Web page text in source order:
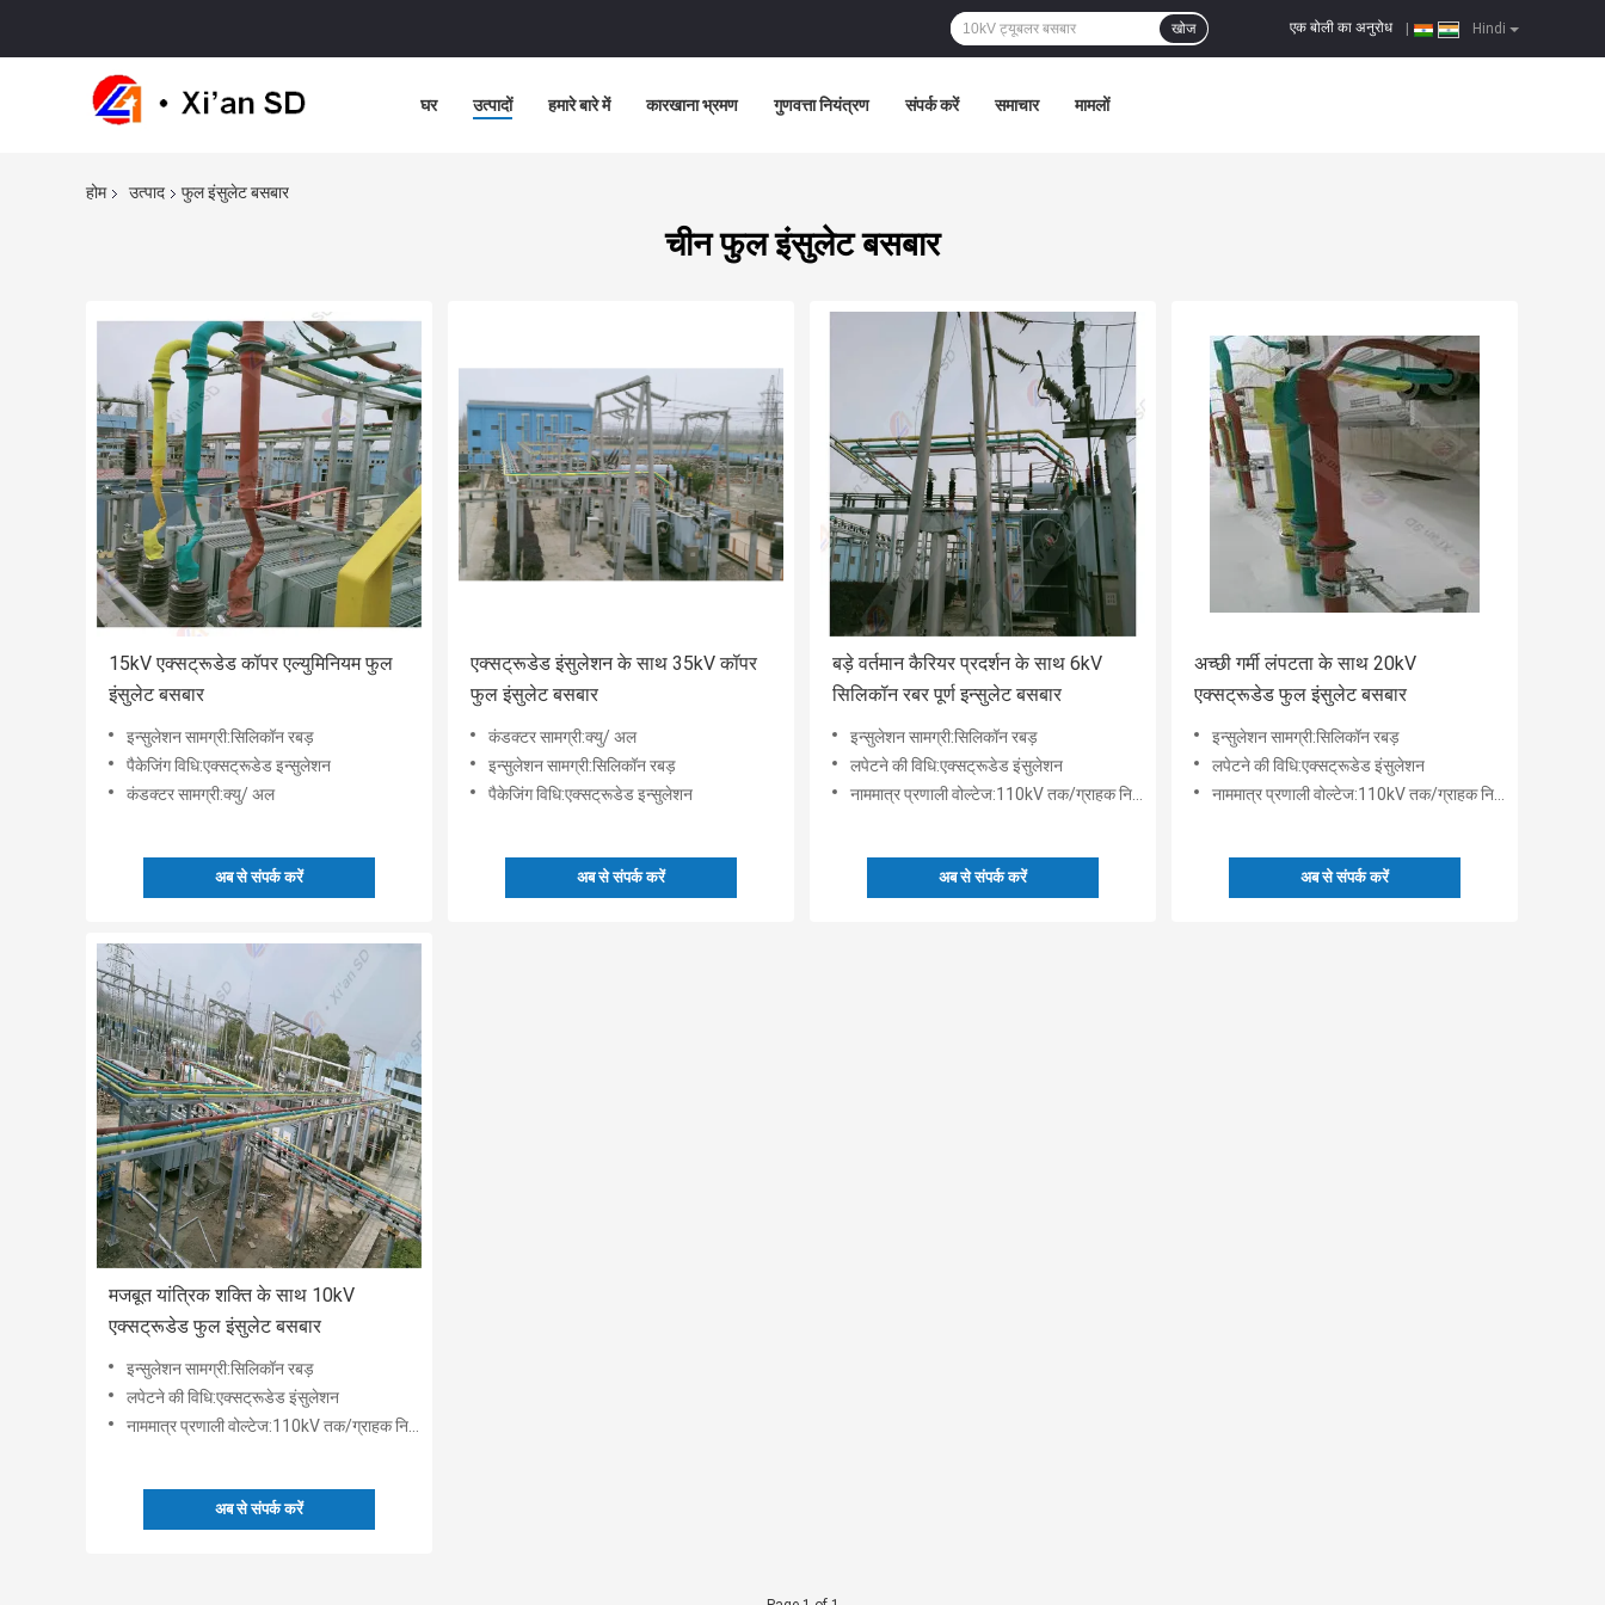
Hindi
एक बोली का अनुरोध
खोज
घर उत्पादों हमारे बारे में कारखाना भ्रमण गुणवत्ता नियंत्रण संपर्क करें समाचार मामलों
होम उत्पाद फुल इंसुलेट बसबार
चीन फुल इंसुलेट बसबार
15kV एक्सट्रूडेड कॉपर एल्युमिनियम फुल
इंसुलेट बसबार
इन्सुलेशन सामग्री:सिलिकॉन रबड़
पैकेजिंग विधि:एक्सट्रूडेड इन्सुलेशन
कंडक्टर सामग्री:क्यु/ अल
अब से संपर्क करें
एक्सट्रूडेड इंसुलेशन के साथ 35kV कॉपर
फुल इंसुलेट बसबार
कंडक्टर सामग्री:क्यु/ अल
इन्सुलेशन सामग्री:सिलिकॉन रबड़
पैकेजिंग विधि:एक्सट्रूडेड इन्सुलेशन
अब से संपर्क करें
बड़े वर्तमान कैरियर प्रदर्शन के साथ 6kV
सिलिकॉन रबर पूर्ण इन्सुलेट बसबार
इन्सुलेशन सामग्री:सिलिकॉन रबड़
लपेटने की विधि:एक्सट्रूडेड इंसुलेशन
नाममात्र प्रणाली वोल्टेज:110kV तक/ग्राहक निर्दिष्ट
अब से संपर्क करें
अच्छी गर्मी लंपटता के साथ 20kV
एक्सट्रूडेड फुल इंसुलेट बसबार
इन्सुलेशन सामग्री:सिलिकॉन रबड़
लपेटने की विधि:एक्सट्रूडेड इंसुलेशन
नाममात्र प्रणाली वोल्टेज:110kV तक/ग्राहक निर्दिष्ट
अब से संपर्क करें
मजबूत यांत्रिक शक्ति के साथ 10kV
एक्सट्रूडेड फुल इंसुलेट बसबार
इन्सुलेशन सामग्री:सिलिकॉन रबड़
लपेटने की विधि:एक्सट्रूडेड इंसुलेशन
नाममात्र प्रणाली वोल्टेज:110kV तक/ग्राहक निर्दिष्ट
अब से संपर्क करें